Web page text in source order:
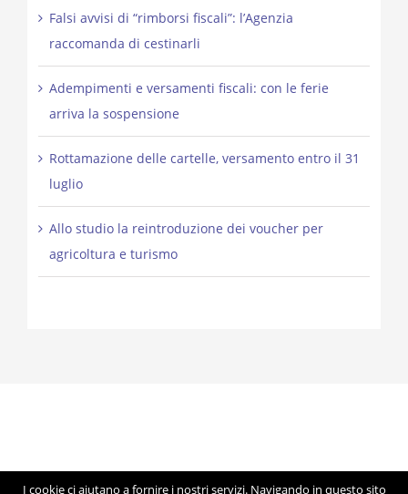
Falsi avvisi di “rimborsi fiscali”: l’Agenzia
raccomanda di cestinarli
Adempimenti e versamenti fiscali: con le ferie
arriva la sospensione
Rottamazione delle cartelle, versamento entro il 31
luglio
Allo studio la reintroduzione dei voucher per
agricoltura e turismo
I cookie ci aiutano a fornire i nostri servizi. Navigando in questo sito